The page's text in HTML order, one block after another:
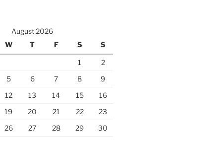
August 2026
W T F S S
1
2
5 6 7 8
9
12 13 14 15
16
19 20 21 22
23
26 27 28 29
30